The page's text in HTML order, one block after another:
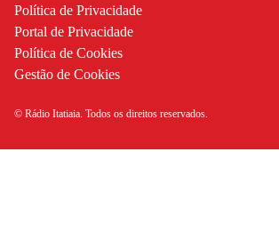
Política de Privacidade
Portal de Privacidade
Política de Cookies
Gestão de Cookies
© Rádio Itatiaia. Todos os direitos reservados.